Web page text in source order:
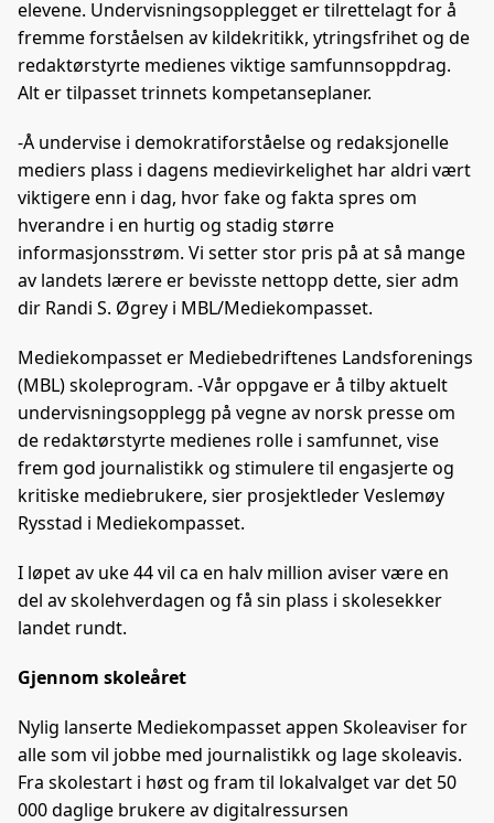
elevene. Undervisningsopplegget er tilrettelagt for å
fremme forståelsen av kildekritikk, ytringsfrihet og de
redaktørstyrte medienes viktige samfunnsoppdrag.
Alt er tilpasset trinnets kompetanseplaner.
-Å undervise i demokratiforståelse og redaksjonelle
mediers plass i dagens medievirkelighet har aldri vært
viktigere enn i dag, hvor fake og fakta spres om
hverandre i en hurtig og stadig større
informasjonsstrøm. Vi setter stor pris på at så mange
av landets lærere er bevisste nettopp dette, sier adm
dir Randi S. Øgrey i MBL/Mediekompasset.
Mediekompasset er Mediebedriftenes Landsforenings
(MBL) skoleprogram. -Vår oppgave er å tilby aktuelt
undervisningsopplegg på vegne av norsk presse om
de redaktørstyrte medienes rolle i samfunnet, vise
frem god journalistikk og stimulere til engasjerte og
kritiske mediebrukere, sier prosjektleder Veslemøy
Rysstad i Mediekompasset.
I løpet av uke 44 vil ca en halv million aviser være en
del av skolehverdagen og få sin plass i skolesekker
landet rundt.
Gjennom skoleåret
Nylig lanserte Mediekompasset appen Skoleaviser for
alle som vil jobbe med journalistikk og lage skoleavis.
Fra skolestart i høst og fram til lokalvalget var det 50
000 daglige brukere av digitalressursen